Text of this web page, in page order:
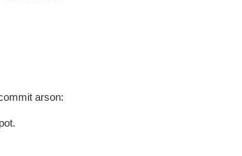
arson: